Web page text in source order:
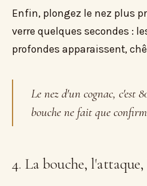
Enfin, plongez le nez plus
verre quelques secondes :
profondes apparaissent,
Le nez d'un cognac, c'est
bouche ne fait que
4. La bouche,